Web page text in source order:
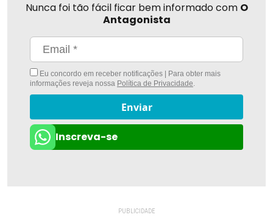
Nunca foi tão fácil ficar bem informado com O
Antagonista
Eu concordo em receber notificações | Para obter mais
informações reveja nossa Política de Privacidade.
Enviar
Inscreva-se